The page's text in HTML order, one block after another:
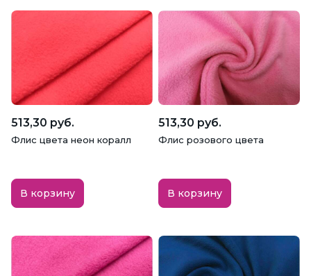
513,30 руб.
Флис цвета неон коралл
В корзину
513,30 руб.
Флис розового цвета
В корзину